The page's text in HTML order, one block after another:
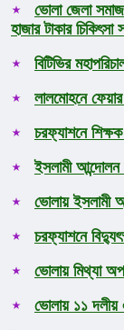
ভোলা জেলা
হাজার টাকার চিকিৎসা
বিটিভির
লালমোহনে
চরফ্যাশনে
ইসলামী আন্দোলন
ভোলায় ইসলামী
চরফ্যাশনে
ভোলায় মিথ্যা
ভোলায় ১১ দলীয়